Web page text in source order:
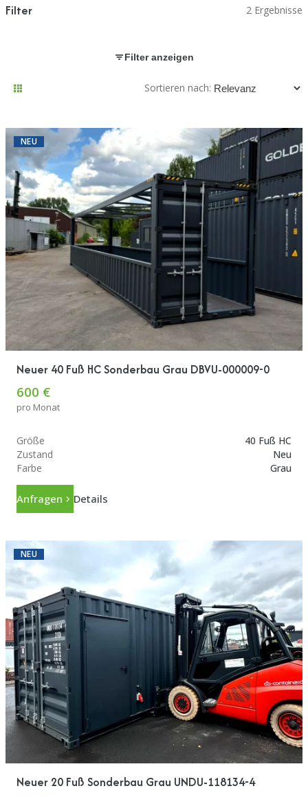
Filter 2 Ergebnisse
Filter anzeigen
Sortieren nach:
NEU
Neuer 40 Fuß HC Sonderbau Grau DBVU-000009-0
600 €
pro Monat
Größe
40 Fuß HC
Zustand
Neu
Farbe
Grau
Anfragen Details
NEU
Neuer 20 Fuß Sonderbau Grau UNDU-118134-4